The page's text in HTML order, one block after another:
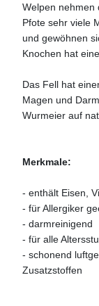
Welpen nehmen
Pfote sehr viele
und gewöhnen
Knochen hat
Das Fell hat
Magen und
Wurmeier auf
Merkmale:
- enthält Eisen,
- für Allergiker
- darmreinigend
- für alle
- schonend
Zusatzstoffen